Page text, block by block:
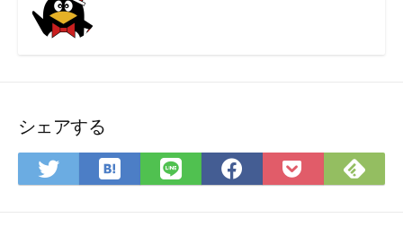
シェアする
Twitter
で
は
て
LINE
で
Facebook
で
Pocket
に
で